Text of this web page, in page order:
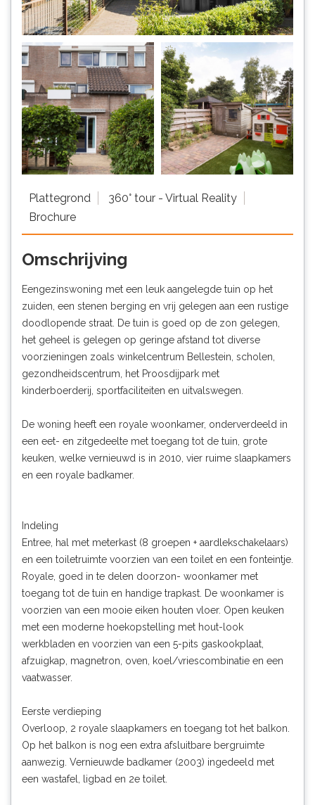
Plattegrond
360° tour - Virtual Reality
Brochure
Omschrijving
Eengezinswoning met een leuk aangelegde tuin op het
zuiden, een stenen berging en vrij gelegen aan een rustige
doodlopende straat. De tuin is goed op de zon gelegen,
het geheel is gelegen op geringe afstand tot diverse
voorzieningen zoals winkelcentrum Bellestein, scholen,
gezondheidscentrum, het Proosdijpark met
kinderboerderij, sportfaciliteiten en uitvalswegen.
De woning heeft een royale woonkamer, onderverdeeld in
een eet- en zitgedeelte met toegang tot de tuin, grote
keuken, welke vernieuwd is in 2010, vier ruime slaapkamers
en een royale badkamer.
Indeling
Entree, hal met meterkast (8 groepen + aardlekschakelaars)
en een toiletruimte voorzien van een toilet en een fonteintje.
Royale, goed in te delen doorzon- woonkamer met
toegang tot de tuin en handige trapkast. De woonkamer is
voorzien van een mooie eiken houten vloer. Open keuken
met een moderne hoekopstelling met hout-look
werkbladen en voorzien van een 5-pits gaskookplaat,
afzuigkap, magnetron, oven, koel/vriescombinatie en een
vaatwasser.
Eerste verdieping
Overloop, 2 royale slaapkamers en toegang tot het balkon.
Op het balkon is nog een extra afsluitbare bergruimte
aanwezig. Vernieuwde badkamer (2003) ingedeeld met
een wastafel, ligbad en 2e toilet.